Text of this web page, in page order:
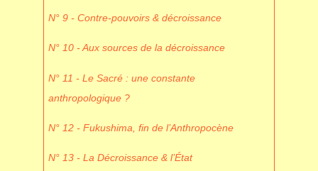
N° 9 - Contre-pouvoirs & décroissance
N° 10 - Aux sources de la décroissance
N° 11 - Le Sacré : une constante
anthropologique ?
N° 12 - Fukushima, fin de l’Anthropocène
N° 13 - La Décroissance & l’État